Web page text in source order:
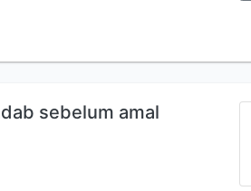
sebelum amal